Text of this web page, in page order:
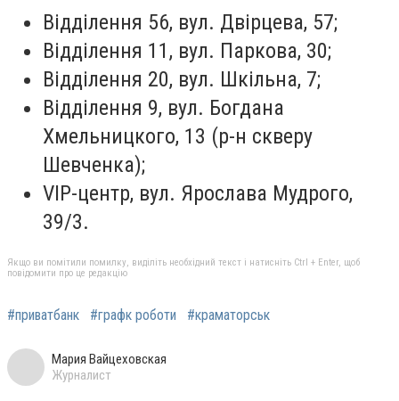
Відділення 56, вул. Двірцева, 57;
Відділення 11, вул. Паркова, 30;
Відділення 20, вул. Шкільна, 7;
Відділення 9, вул. Богдана
Хмельницкого, 13 (р-н скверу
Шевченка);
VIP-центр, вул. Ярослава Мудрого,
39/3.
Якщо ви помітили помилку, виділіть необхідний текст і натисніть Ctrl + Enter, щоб
повідомити про це редакцію
#приватбанк #графк роботи #краматорськ
Мария Вайцеховская
Журналист